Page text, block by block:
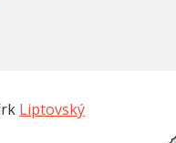
Liptovský